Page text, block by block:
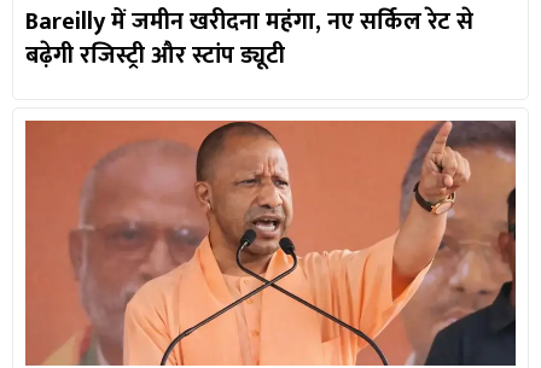
Bareilly में जमीन खरीदना महंगा, नए सर्किल रेट से
बढ़ेगी रजिस्ट्री और स्टांप ड्यूटी